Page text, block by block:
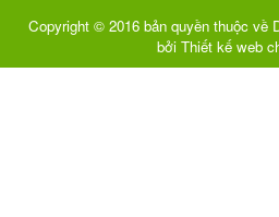
Copyright © 2016 bản quyền thuộc về
bởi Thiết kế web